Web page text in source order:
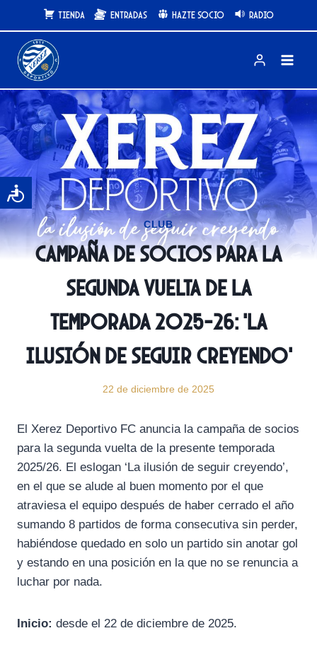
al
contenido
Tienda Entradas Hazte Socio Radio
CLUB
Campaña de Socios para la
segunda vuelta de la
temporada 2025-26: ‘La
ilusión de seguir creyendo’
22 de diciembre de 2025
El Xerez Deportivo FC anuncia la campaña de socios
para la segunda vuelta de la presente temporada
2025/26. El eslogan ‘La ilusión de seguir creyendo’,
en el que se alude al buen momento por el que
atraviesa el equipo después de haber cerrado el año
sumando 8 partidos de forma consecutiva sin perder,
habiéndose quedado en solo un partido sin anotar gol
y estando en una posición en la que no se renuncia a
luchar por nada.
Inicio: desde el 22 de diciembre de 2025.